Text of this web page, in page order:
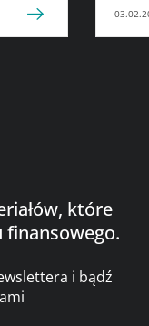
które
i bądź